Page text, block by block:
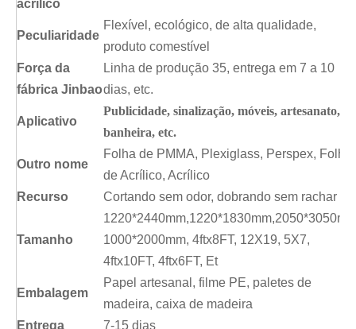
acrílico
Peculiaridade
Flexível, ecológico, de alta qualidade,
produto comestível
Força da
fábrica Jinbao
Linha de produção 35, entrega em 7 a 10
dias, etc.
Aplicativo
Publicidade, sinalização, móveis, artesanato,
banheira, etc.
Outro nome
Folha de PMMA, Plexiglass, Perspex, Folha
de Acrílico, Acrílico
Recurso
Cortando sem odor, dobrando sem rachar
Tamanho
1000*2000mm, 4ftx8FT, 12X19, 5X7,
4ftx10FT, 4ftx6FT, Et
Embalagem
Papel artesanal, filme PE, paletes de
madeira, caixa de madeira
Entrega
7-15 dias